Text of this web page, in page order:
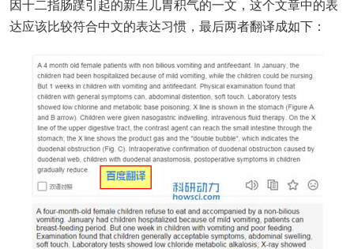
因十二指肠蹼引起的新生儿胃积气的一文，这个文章中的表
达应该比较符合中文的表达习惯，最后两者翻译成如下：